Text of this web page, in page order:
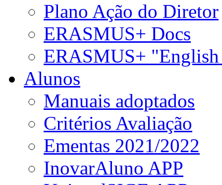
Plano Ação do Diretor
ERASMUS+ Docs
ERASMUS+
Alunos
Manuais adoptados
Critérios Avaliação
Ementas 2021/2022
InovarAluno APP